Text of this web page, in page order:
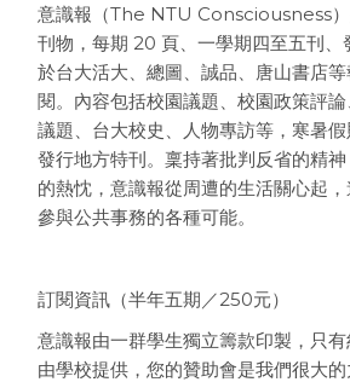
意識報（The NTU Consciousness）
刊物，每期 20 頁、一學期四至五刊、
於台大活大、總圖、誠品、唐山書店
閱。內容包括校園議題、校園政策評
議題、台大校史、人物專訪等，寒暑
發行地方特刊。稟持著批判反省的精
的熱忱，意識報從周遭的生活關心起，
參與公共事務的各種可能。
訂閱資訊（半年五期／250元）
意識報由一群學生獨立籌款印製， 只
由學校提供，您的贊助會是我們很大